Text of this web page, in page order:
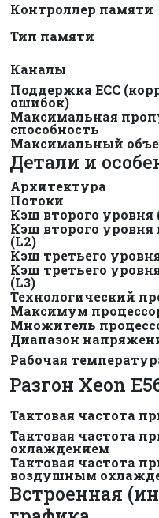
Контроллер памяти
Тип памяти
Каналы
Поддержка ECC
ошибок)
Максимальная
способность
Максимальный
Детали и
Архитектура
Потоки
Кэш второго уровня
Кэш второго уровня
(L2)
Кэш третьего
Кэш третьего
(L3)
Технологический
Максимум
Множитель
Диапазон
Рабочая
Разгон Xeon
Тактовая частота
Тактовая частота
охлаждением
Тактовая частота
воздушным
Встроенная